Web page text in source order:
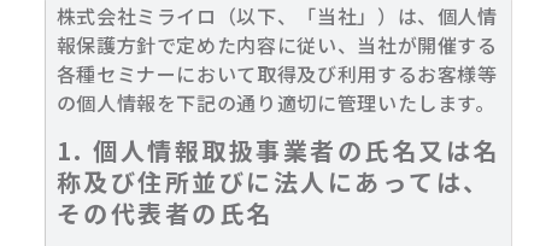
株式会社ミライロ（以下、「当社」）は、個人情
報保護方針で定めた内容に従い、当社が開催する
各種セミナーにおいて取得及び利用するお客様等
の個人情報を下記の通り適切に管理いたします。
1. 個人情報取扱事業者の氏名又は名
称及び住所並びに法人にあっては、
その代表者の氏名